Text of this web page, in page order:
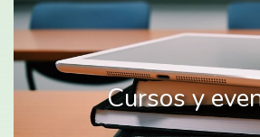
Cursos y